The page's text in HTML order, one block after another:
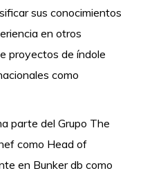
sus conocimientos
en otros
proyectos de índole
como
parte del Grupo The
como Head of
en Bunker db como